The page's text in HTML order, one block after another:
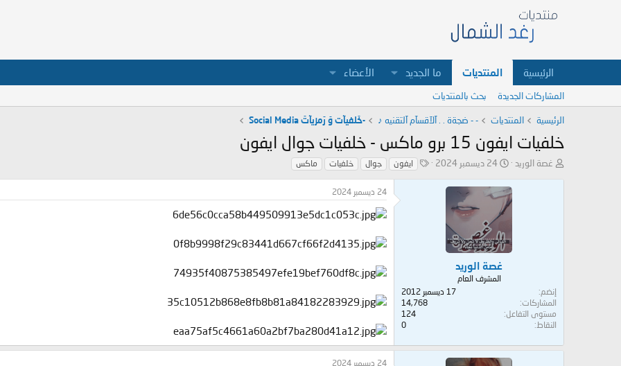
الرئيسية المنتديات ما الجديد الأعضاء
المشاركات الجديدة بحث بالمنتديات
الرئيسية المنتديات - - ضجةة . . آلآقسآم آلتقنيه ♪ -خَلفيآت وَ رَمزيآتَ Social Media
خلفيات ايفون 15 برو ماكس - خلفيات جوال ايفون
ب
ع
غصة الوريد
ت
ر
ي
ل
ب
د
ء
24 ديسمبر 2024
ا ايفون جوال خلفيات ماكس
غصة الوريد
المشرف العام
إنضم
17 ديسمبر 2012
المشاركات
14,768
مستوى التفاعل
124
النقاط
0
24 ديسمبر 2024
24 ديسمبر 2024